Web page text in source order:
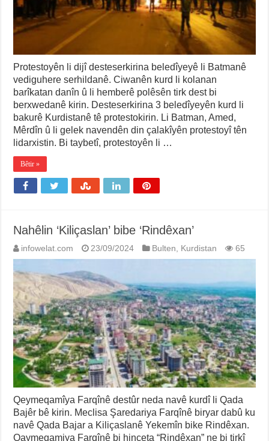
Protestoyên li dijî desteserkirina beledîyeyê li Batmanê
vediguhere serhildanê. Ciwanên kurd li kolanan
barîkatan danîn û li hemberê polêsên tirk dest bi
berxwedanê kirin. Desteserkirina 3 beledîyeyên kurd li
bakurê Kurdistanê tê protestokirin. Li Batman, Amed,
Mêrdîn û li gelek navendên din çalakîyên protestoyî tên
lidarxistin. Bi taybetî, protestoyên li …
Bêtir »
Nahêlin ‘Kiliçaslan’ bibe ‘Rindêxan’
infowelat.com 23/09/2024 Bulten Kurdistan 65
Qeymeqamîya Farqînê destûr neda navê kurdî li Qada
Bajêr bê kirin. Meclisa Şaredariya Farqînê biryar dabû ku
navê Qada Bajar a Kiliçaslanê Yekemîn bike Rindêxan.
Qaymeqamiya Farqînê bi hinceta “Rindêxan” ne bi tirkî